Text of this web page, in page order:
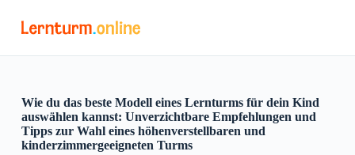
u
I
Wie du das beste Modell eines Lernturms für dein Kind
auswählen kannst: Unverzichtbare Empfehlungen und
Tipps zur Wahl eines höhenverstellbaren und
kinderzimmergeeigneten Turms